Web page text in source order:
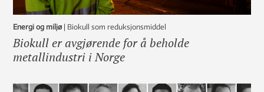
Energi og miljø | Biokull som reduksjonsmiddel
Biokull er avgjørende for å beholde
metallindustri i Norge